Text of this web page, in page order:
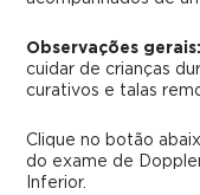
Observações gerais:
cuidar de crianças
curativos e talas
Clique no botão
do exame de
Inferior.